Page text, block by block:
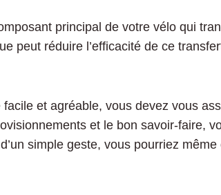
principal de votre vélo qui
peut réduire l’efficacité de ce
et agréable, vous devez vous
et le bon savoir-faire,
simple geste, vous pourriez